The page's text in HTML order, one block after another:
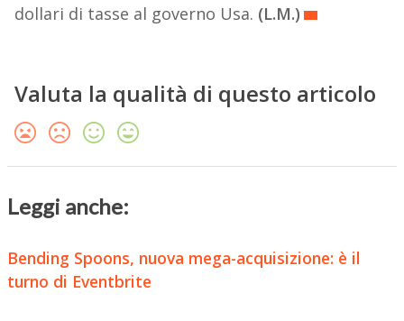
dollari di tasse al governo Usa. (L.M.)
Valuta la qualità di questo articolo
Leggi anche:
Bending Spoons, nuova mega-acquisizione: è il
turno di Eventbrite